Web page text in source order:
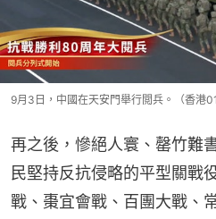
9月3日，中國在天安門舉行閲兵。（香港
再之後，慘絕人寰、罄竹難
民堅持反抗侵略的平型關戰
戰、棗宜會戰、百團大戰、